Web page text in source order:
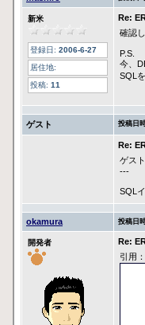
新米
登録日: 2006-6-27
居住地:
投稿: 11
Re:
確認
P.S.
今、
SQL
ゲスト 投稿日
Re:
ゲス
---
SQL
okamura 投稿日
開発者
Re:
引用：